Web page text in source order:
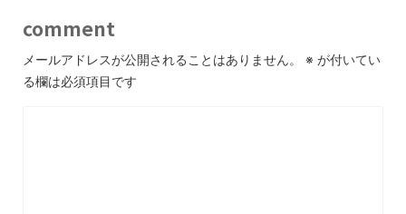
comment
メールアドレスが公開されることはありません。 ※ が付いてい
る欄は必須項目です